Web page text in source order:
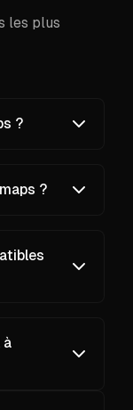
les plus
?
?
à